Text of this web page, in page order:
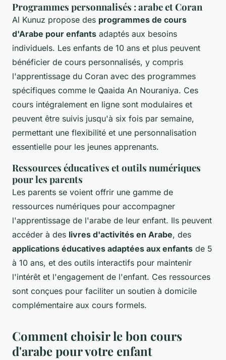
Programmes personnalisés : arabe et Coran
Al Kunuz propose des programmes de cours
d'Arabe pour enfants adaptés aux besoins
individuels. Les enfants de 10 ans et plus peuvent
bénéficier de cours personnalisés, y compris
l'apprentissage du Coran avec des programmes
spécifiques comme le Qaaida An Nouraniya. Ces
cours intégralement en ligne sont modulaires et
peuvent être suivis jusqu'à six fois par semaine,
permettant une flexibilité et une personnalisation
essentielle pour les jeunes apprenants.
Ressources éducatives et outils numériques
pour les parents
Les parents se voient offrir une gamme de
ressources numériques pour accompagner
l'apprentissage de l'arabe de leur enfant. Ils peuvent
accéder à des livres d'activités en Arabe, des
applications éducatives adaptées aux enfants de 5
à 10 ans, et des outils interactifs pour maintenir
l'intérêt et l'engagement de l'enfant. Ces ressources
sont conçues pour faciliter un soutien à domicile
complémentaire aux cours formels.
Comment choisir le bon cours
d'arabe pour votre enfant